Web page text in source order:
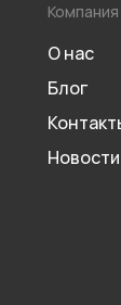
Компания
О нас
Блог